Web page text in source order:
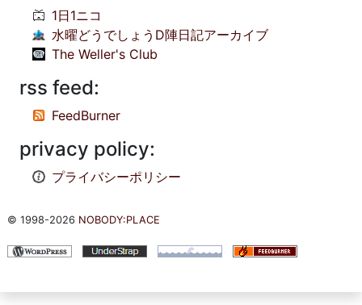
1日1ニコ
水曜どうでしょうD陣日記アーカイブ
The Weller's Club
rss feed:
FeedBurner
privacy policy:
プライバシーポリシー
© 1998-2026 NOBODY:PLACE